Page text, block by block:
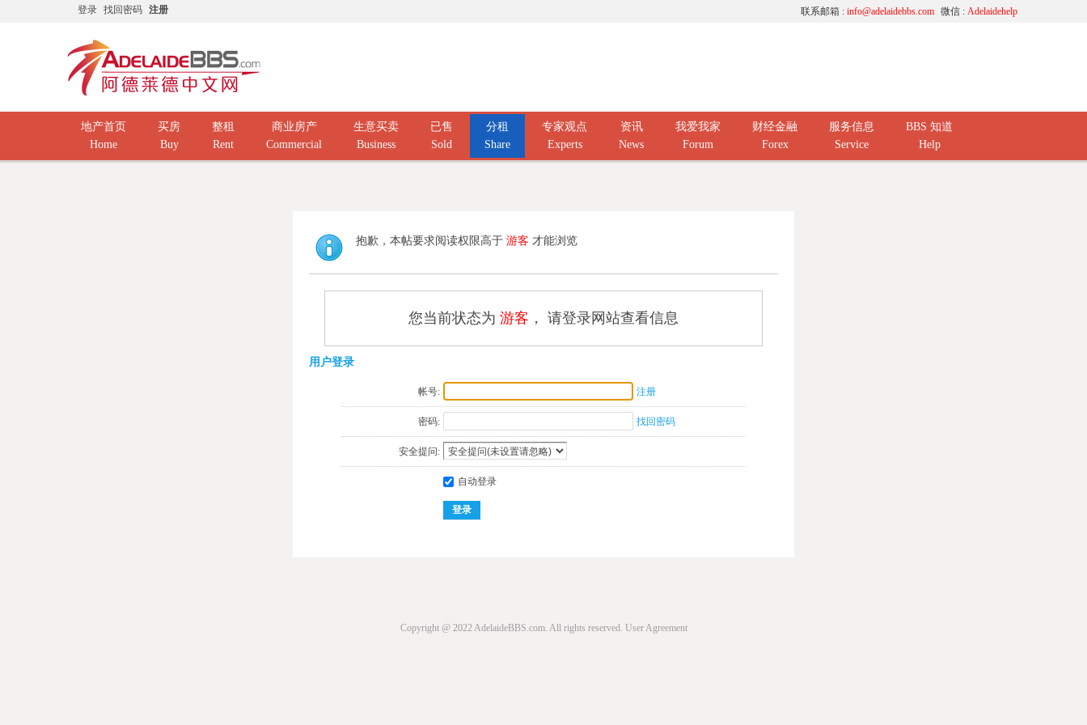
登录 找回密码 注册 微信 : Adelaidehelp
联系邮箱 : info@adelaidebbs.com
地产首页
Home
买房
Buy
整租
Rent
商业房产
Commercial
生意买卖
Business
已售
Sold
分租
Share
专家观点
Experts
资讯
News
我爱我家
Forum
财经金融
Forex
服务信息
Service
BBS 知道
Help
抱歉，本帖要求阅读权限高于 游客 才能浏览
您当前状态为 游客 ， 请登录网站查看信息
用户登录
帐号: 注册
密码: 找回密码
安全提问:
自动登录
登录
Copyright @ 2022 AdelaideBBS.com. All rights reserved. User Agreement